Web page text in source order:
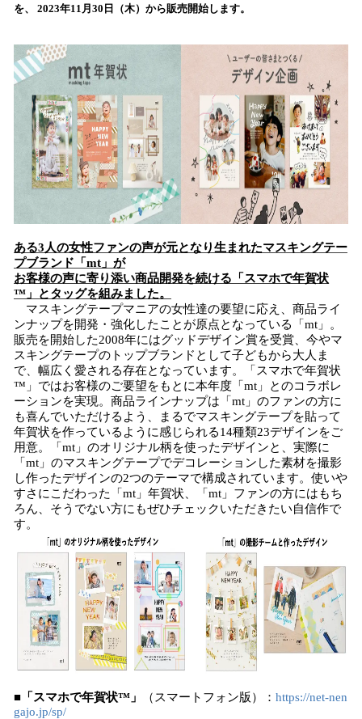
で
を、 2023年11月30日（木）から販売開始します。
ある3人の女性ファンの声が元となり生まれたマスキングテー
プブランド「mt」が
お客様の声に寄り添い商品開発を続ける「スマホで年賀状
™」とタッグを組みました。
マスキングテープマニアの女性達の要望に応え、商品ライ
ンナップを開発・強化したことが原点となっている「mt」。
販売を開始した2008年にはグッドデザイン賞を受賞、今やマ
スキングテープのトップブランドとして子どもから大人ま
で、幅広く愛される存在となっています。「スマホで年賀状
™」ではお客様のご要望をもとに本年度「mt」とのコラボレ
ーションを実現。商品ラインナップは「mt」のファンの方に
も喜んでいただけるよう、まるでマスキングテープを貼って
年賀状を作っているように感じられる14種類23デザインをご
用意。「mt」のオリジナル柄を使ったデザインと、実際に
「mt」のマスキングテープでデコレーションした素材を撮影
し作ったデザインの2つのテーマで構成されています。使いや
すさにこだわった「mt」年賀状、「mt」ファンの方にはもち
ろん、そうでない方にもぜひチェックいただきたい自信作で
す。
■「スマホで年賀状™」 （スマートフォン版）： https://net-nen
gajo.jp/sp/